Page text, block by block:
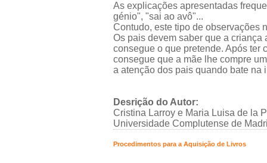
As explicações apresentadas
génio", "sai ao avô"...
Contudo, este tipo de observações
Os pais devem saber que a criança
consegue o que pretende. Após ter
consegue que a mãe lhe compre
a atenção dos pais quando bate na
Desrição do Autor:
Cristina Larroy e Maria Luisa de la
Universidade Complutense de
Procedimentos para a Aquisição de Livros